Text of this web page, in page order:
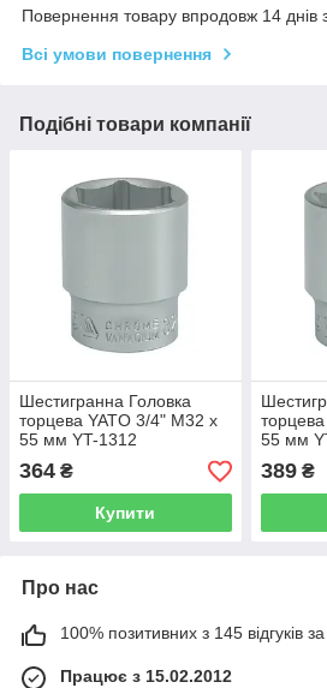
Повернення товару впродовж 14 днів
Всі умови повернення
Подібні товари компанії
Шестигранна Головка
торцева YATO 3/4" М32 х
55 мм YT-1312
364 ₴
Купити
55 мм
389₴
Про нас
100% позитивних з 145 відгуків за
Працює з 15.02.2012